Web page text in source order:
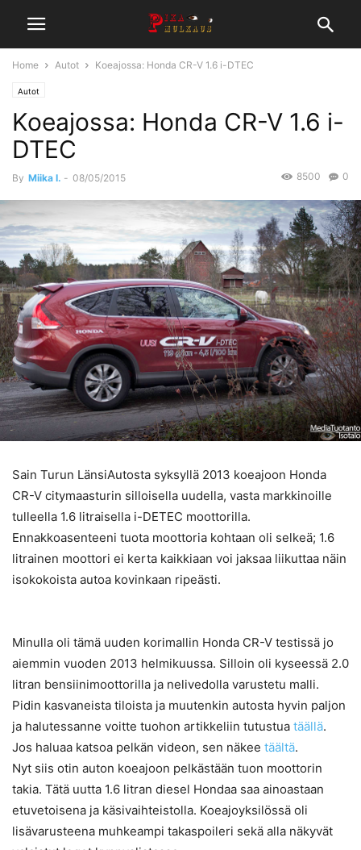
Home Autot Koeajossa: Honda CR-V 1.6 i-DTEC
Autot
Koeajossa: Honda CR-V 1.6 i-
DTEC
By Miika I. - 08/05/2015 0
8500
Sain Turun LänsiAutosta syksyllä 2013 koeajoon Honda
CR-V citymaasturin silloisella uudella, vasta markkinoille
tulleella 1.6 litraisella i-DETEC moottorilla.
Ennakkoasenteeni tuota moottoria kohtaan oli selkeä; 1.6
litrainen moottori ei kerta kaikkiaan voi jaksaa liikuttaa näin
isokokoista autoa kovinkaan ripeästi.
Minulla oli tämä uuden korimallin Honda CR-V testissä jo
aiemmin vuoden 2013 helmikuussa. Silloin oli kyseessä 2.0
litran bensiinimoottorilla ja nelivedolla varustetu malli.
Pidin kasvaneista tiloista ja muutenkin autosta hyvin paljon
ja halutessanne voitte tuohon artikkeliin tutustua täällä.
Jos haluaa katsoa pelkän videon, sen näkee täältä.
Nyt siis otin auton koeajoon pelkästään tuon moottorin
takia. Tätä uutta 1.6 litran diesel Hondaa saa ainoastaan
etuvetoisena ja käsivaihteistolla. Koeajoyksilössä oli
lisävarusteena muhkeampi takaspoileri sekä alla näkyvät